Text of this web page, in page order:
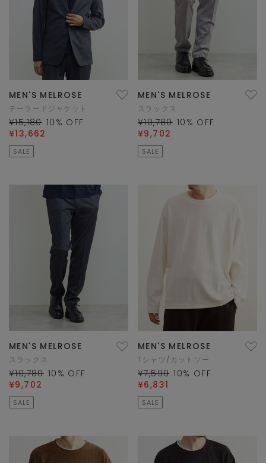
MEN'S MELROSE
テーラードジャケット
¥15,180 10 % OFF
¥13,662
SALE
MEN'S MELROSE
スラックス
¥10,780 10 % OFF
¥9,702
SALE
MEN'S MELROSE
スラックス
¥10,780 10 % OFF
¥9,702
SALE
MEN'S MELROSE
Tシャツ/カットソー
¥7,590 10% OFF
¥6,831
SALE